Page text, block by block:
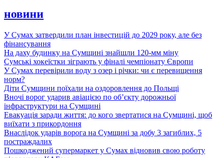
новини
У Сумах затвердили план інвестицій до 2029 року, але без
фінансування
На даху будинку на Сумщині знайшли 120-мм міну
Сумські хокеїстки зіграють у фіналі чемпіонату Європи
У Сумах перевірили воду з озер і річки: чи є перевищення
норм?
Діти Сумщини поїхали на оздоровлення до Польщі
Вночі ворог ударив авіацією по обʼєкту дорожньої
інфраструктури на Сумщині
Евакуація заради життя: до кого звертатися на Сумщині, щоб
виїхати з прикордоння
Внаслідок ударів ворога на Сумщині за добу 3 загиблих, 5
постраждалих
Пошкоджений супермаркет у Сумах відновив свою роботу